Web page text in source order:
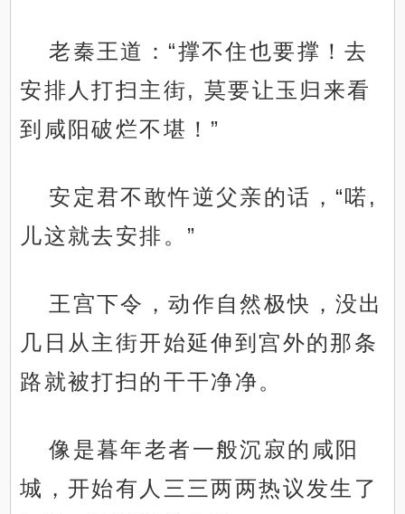
老秦王道：“撑不住也要撑！去
安排人打扫主街, 莫要让玉归来看
到咸阳破烂不堪！”
安定君不敢忤逆父亲的话，“喏,
儿这就去安排。”
王宫下令，动作自然极快，没出
几日从主街开始延伸到宫外的那条
路就被打扫的干干净净。
像是暮年老者一般沉寂的咸阳
城，开始有人三三两两热议发生了